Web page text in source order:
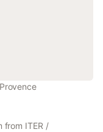
from ITER /